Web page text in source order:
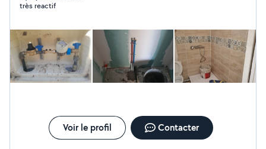
très reactif
Voir le profil Contacter